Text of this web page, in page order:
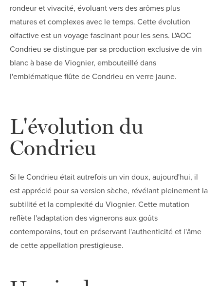
rondeur et vivacité, évoluant vers des arômes plus
matures et complexes avec le temps. Cette évolution
olfactive est un voyage fascinant pour les sens. L'AOC
Condrieu se distingue par sa production exclusive de vin
blanc à base de Viognier, embouteillé dans
l'emblématique flûte de Condrieu en verre jaune.
L'évolution du
Condrieu
Si le Condrieu était autrefois un vin doux, aujourd'hui, il
est apprécié pour sa version sèche, révélant pleinement la
subtilité et la complexité du Viognier. Cette mutation
reflète l'adaptation des vignerons aux goûts
contemporains, tout en préservant l'authenticité et l'âme
de cette appellation prestigieuse.